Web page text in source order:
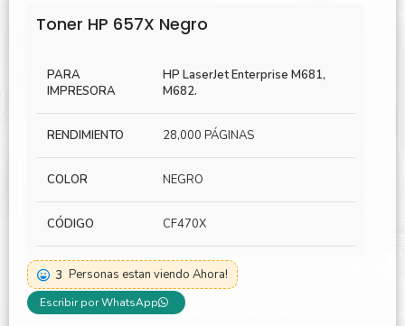
S/1,613.15.
Toner HP 657X Negro
PARA
IMPRESORA
HP LaserJet Enterprise M681,
M682.
RENDIMIENTO 28,000 PÁGINAS
COLOR NEGRO
CÓDIGO CF470X
3 Personas estan viendo Ahora!
Escribir por WhatsApp